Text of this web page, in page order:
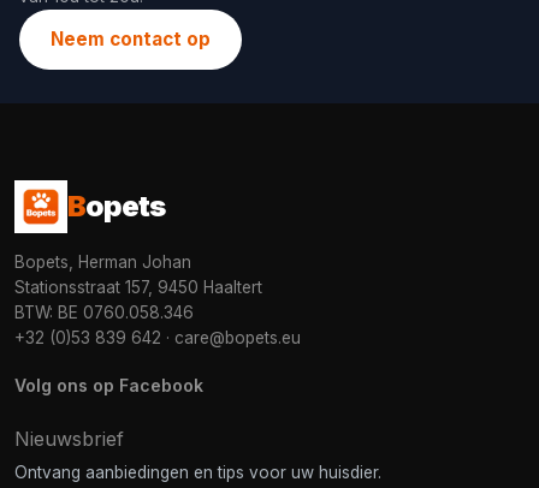
Neem contact op
Bopets
Bopets, Herman Johan
Stationsstraat 157, 9450 Haaltert
BTW: BE 0760.058.346
+32 (0)53 839 642 · care@bopets.eu
Volg ons op Facebook
Nieuwsbrief
Ontvang aanbiedingen en tips voor uw huisdier.